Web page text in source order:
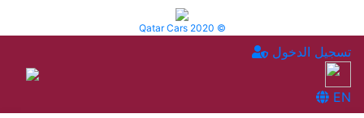
Qatar Cars 2020 ©
تسجيل الدخول
EN